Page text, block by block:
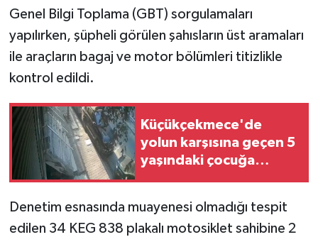
Genel Bilgi Toplama (GBT) sorgulamaları
yapılırken, şüpheli görülen şahısların üst aramaları
ile araçların bagaj ve motor bölümleri titizlikle
kontrol edildi.
Küçükçekmece'de
yolun karşısına geçen 5
yaşındaki çocuğa
Denetim esnasında muayenesi olmadığı tespit
edilen 34 KEG 838 plakalı motosiklet sahibine 2